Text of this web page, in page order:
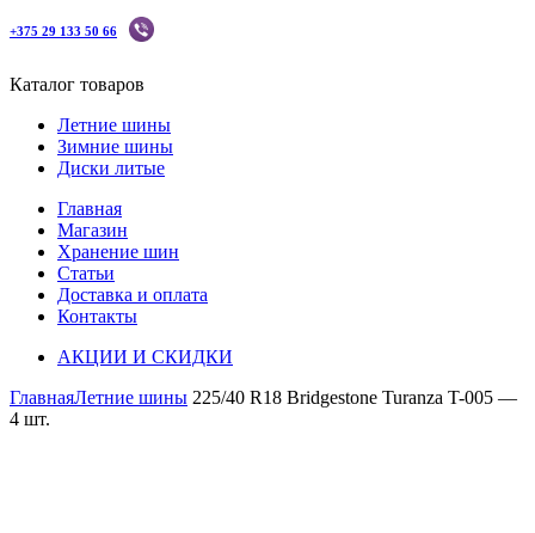
+375 29 133 50 66
Каталог товаров
Летние шины
Зимние шины
Диски литые
Главная
Магазин
Хранение шин
Статьи
Доставка и оплата
Контакты
АКЦИИ И СКИДКИ
ГлавнаяЛетние шины 225/40 R18 Bridgestone Turanza T-005 —
4 шт.